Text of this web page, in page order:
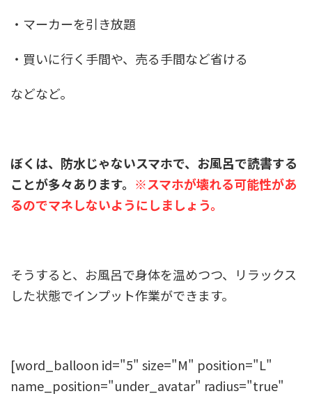
・マーカーを引き放題
・買いに行く手間や、売る手間など省ける
などなど。
ぼくは、防水じゃないスマホで、お風呂で読書する
ことが多々あります。 ※スマホが壊れる可能性があ
るのでマネしないようにしましょう。
そうすると、お風呂で身体を温めつつ、リラックス
した状態でインプット作業ができます。
[word_balloon id="5" size="M" position="L"
name_position="under_avatar" radius="true"